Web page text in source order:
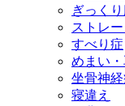
ぎっく
ストレ
すべり症
めまい・
坐骨神経
寝違え